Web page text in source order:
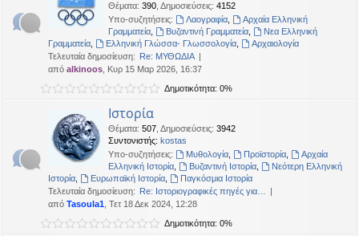
Θέματα: 390 Δημοσιεύσεις: 4152
Υπο-συζητήσεις:
Λαογραφία,
Αρχαία Ελληνική
Γραμματεία
Βυζαντινή Γραμματεία,
Νεα Ελληνική
Γραμματεία
Ελληνική Γλώσσα- Γλωσσολογία,
Αρχαιολογία
Τελευταία δημοσίευση: Re: ΜΥΘΩΔΙΑ
από alkinoos , Κυρ 15 Μαρ 2026, 16:37
Δημοτικότητα: 0%
Ιστορία
Θέματα: 507 Δημοσιεύσεις: 3942
Συντονιστής: kostas
Υπο-συζητήσεις:
Μυθολογία, Προϊστορία,
Αρχαία
Ελληνική Ιστορία
Βυζαντινή Ιστορία,
Νεότερη Ελληνική
Ιστορία
Ευρωπαϊκή Ιστορία,
Παγκόσμια Ιστορία
Τελευταία δημοσίευση: Re: Ιστοριογραφικές πηγές για…
από Tasoula1 , Τετ 18 Δεκ 2024, 12:28
Δημοτικότητα: 0%